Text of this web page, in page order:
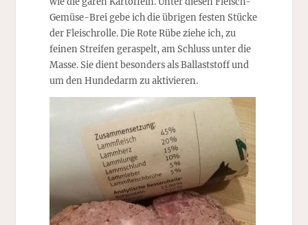
Gemüse-Brei gebe ich die übrigen festen Stücke
der Fleischrolle. Die Rote Rübe ziehe ich, zu
feinen Streifen geraspelt, am Schluss unter die
Masse. Sie dient besonders als Ballaststoff und
um den Hundedarm zu aktivieren.